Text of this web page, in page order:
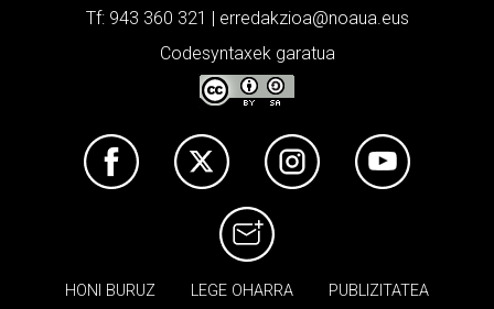
Tf: 943 360 321 | erredakzioa@noaua.eus
Codesyntaxek garatua
HONI BURUZ LEGE OHARRA PUBLIZITATEA